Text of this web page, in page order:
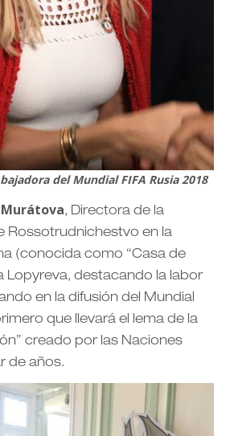
del Mundial FIFA Rusia 2018
, Directora de la
Rossotrudnichestvo en la
(conocida como “Casa de
Lopyreva, destacando la labor
en la difusión del Mundial
que llevará el lema de la
creado por las Naciones
de años.